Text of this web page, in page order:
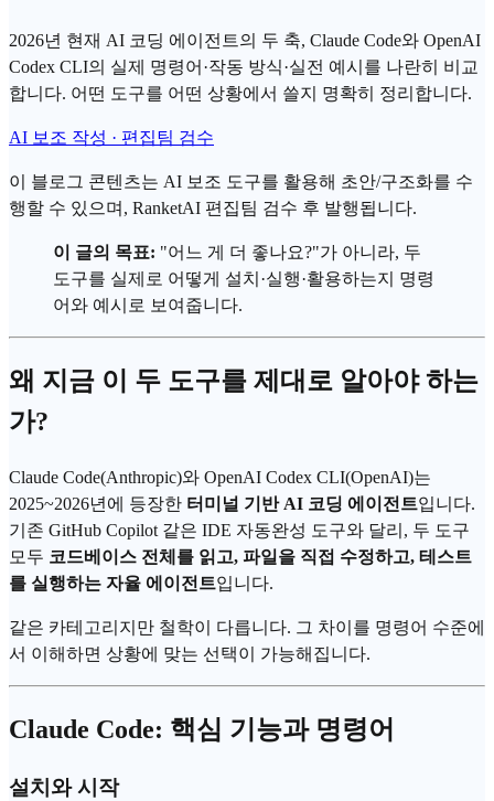
2026년 현재 AI 코딩 에이전트의 두 축, Claude Code와 OpenAI
Codex CLI의 실제 명령어·작동 방식·실전 예시를 나란히 비교
합니다. 어떤 도구를 어떤 상황에서 쓸지 명확히 정리합니다.
AI 보조 작성 · 편집팀 검수
이 블로그 콘텐츠는 AI 보조 도구를 활용해 초안/구조화를 수
행할 수 있으며, RanketAI 편집팀 검수 후 발행됩니다.
이 글의 목표: "어느 게 더 좋나요?"가 아니라, 두
도구를 실제로 어떻게 설치·실행·활용하는지 명령
어와 예시로 보여줍니다.
왜 지금 이 두 도구를 제대로 알아야 하는
가?
Claude Code(Anthropic)와 OpenAI Codex CLI(OpenAI)는
2025~2026년에 등장한 터미널 기반 AI 코딩 에이전트입니다.
기존 GitHub Copilot 같은 IDE 자동완성 도구와 달리, 두 도구
모두 코드베이스 전체를 읽고, 파일을 직접 수정하고, 테스트
를 실행하는 자율 에이전트입니다.
같은 카테고리지만 철학이 다릅니다. 그 차이를 명령어 수준에
서 이해하면 상황에 맞는 선택이 가능해집니다.
Claude Code: 핵심 기능과 명령어
설치와 시작